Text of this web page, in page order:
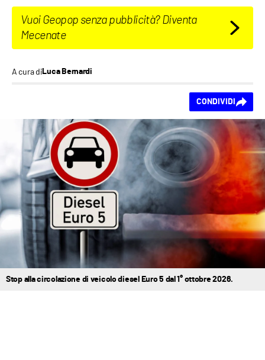
Vuoi Geopop senza pubblicità? Diventa
Mecenate
A cura diLuca Bernardi
CONDIVIDI
Stop alla circolazione di veicolo diesel Euro 5 dal 1° ottobre 2026.